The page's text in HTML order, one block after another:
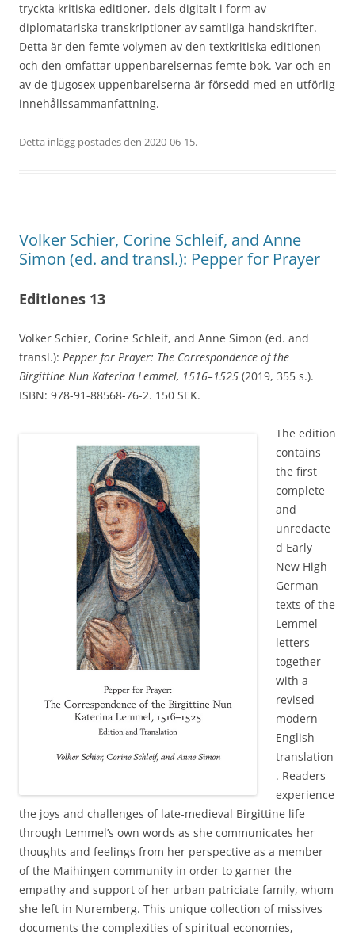
tryckta kritiska editioner, dels digitalt i form av
diplomatariska transkriptioner av samtliga handskrifter.
Detta är den femte volymen av den textkritiska editionen
och den omfattar uppenbarelsernas femte bok. Var och en
av de tjugosex uppenbarelserna är försedd med en utförlig
innehållssammanfattning.
Detta inlägg postades den 2020-06-15.
Volker Schier, Corine Schleif, and Anne
Simon (ed. and transl.): Pepper for Prayer
Editiones 13
Volker Schier, Corine Schleif, and Anne Simon (ed. and
transl.): Pepper for Prayer: The Correspondence of the
Birgittine Nun Katerina Lemmel, 1516–1525 (2019, 355 s.).
ISBN: 978-91-88568-76-2. 150 SEK.
The edition
contains
the first
complete
and
unredacte
d Early
New High
German
texts of the
Lemmel
letters
together
with a
revised
modern
English
translation
. Readers
experience
the joys and challenges of late-medieval Birgittine life
through Lemmel’s own words as she communicates her
thoughts and feelings from her perspective as a member
of the Maihingen community in order to garner the
empathy and support of her urban patriciate family, whom
she left in Nuremberg. This unique collection of missives
documents the complexities of spiritual economies,